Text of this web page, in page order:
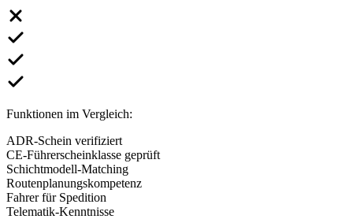
Funktionen im Vergleich:
ADR-Schein verifiziert
CE-Führerscheinklasse geprüft
Schichtmodell-Matching
Routenplanungskompetenz
Fahrer für Spedition
Telematik-Kenntnisse